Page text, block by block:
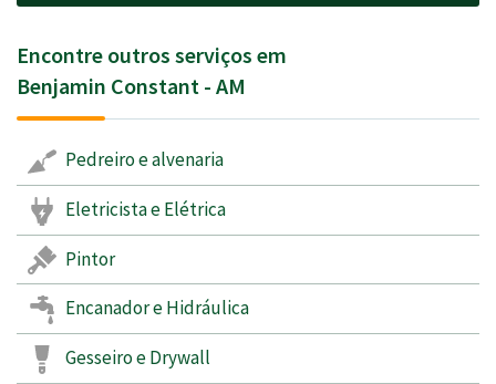
Encontre outros serviços em
Benjamin Constant - AM
Pedreiro e alvenaria
Eletricista e Elétrica
Pintor
Encanador e Hidráulica
Gesseiro e Drywall